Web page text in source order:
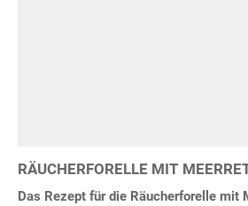
RÄUCHERFORELLE MIT
Das Rezept für die Räucherforelle mit